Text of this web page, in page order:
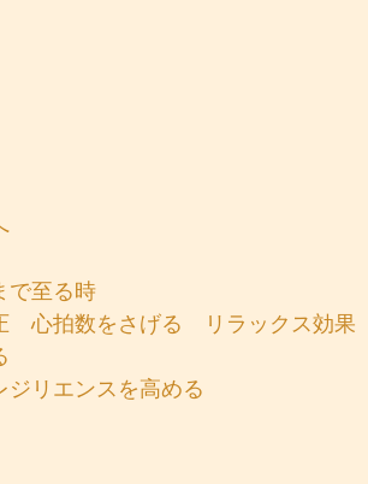
で至る時
心拍数をさげる　リラックス効果
リエンスを高める